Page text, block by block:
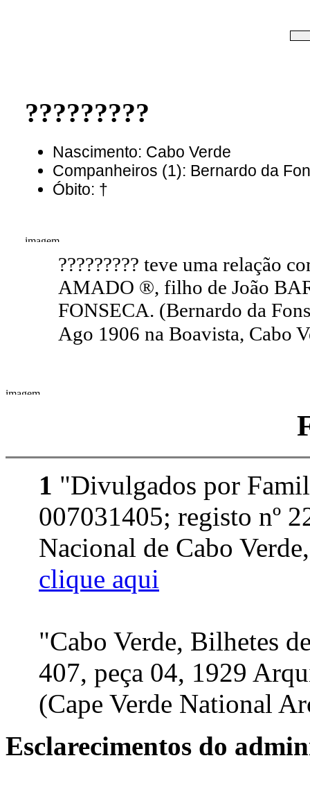
?????????
Nascimento: Cabo Verde
Companheiros (1): Bernardo da
Óbito: †
????????? teve uma relação
AMADO ®, filho de João
FONSECA. (Bernardo da
Ago 1906 na Boavista, Cabo
1 "Divulgados por
007031405; registo nº
Nacional de Cabo
clique aqui
"Cabo Verde, Bilhetes
407, peça 04, 1929
(Cape Verde National
Esclarecimentos do